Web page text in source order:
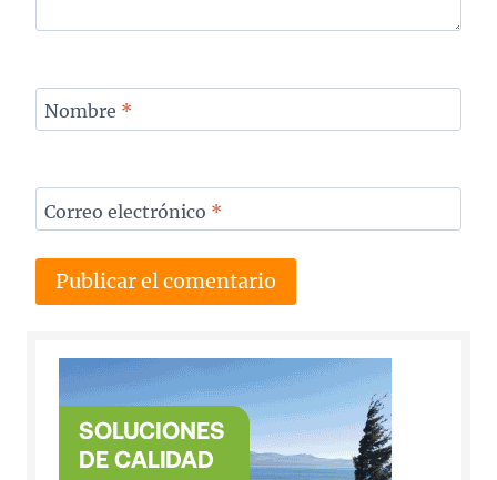
Nombre *
Correo electrónico *